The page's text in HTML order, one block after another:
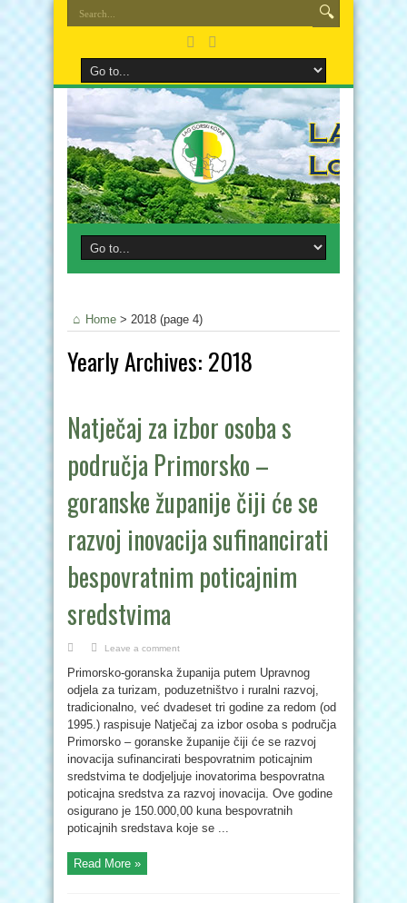
Home > 2018 (page 4)
Yearly Archives: 2018
Natječaj za izbor osoba s
područja Primorsko –
goranske županije čiji će se
razvoj inovacija sufinancirati
bespovratnim poticajnim
sredstvima
Leave a comment
Primorsko-goranska županija putem Upravnog
odjela za turizam, poduzetništvo i ruralni razvoj,
tradicionalno, već dvadeset tri godine za redom (od
1995.) raspisuje Natječaj za izbor osoba s područja
Primorsko – goranske županije čiji će se razvoj
inovacija sufinancirati bespovratnim poticajnim
sredstvima te dodjeljuje inovatorima bespovratna
poticajna sredstva za razvoj inovacija. Ove godine
osigurano je 150.000,00 kuna bespovratnih
poticajnih sredstava koje se ...
Read More »